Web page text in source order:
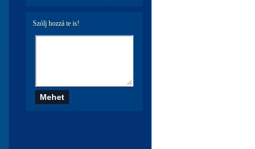
Szólj hozzá te is!